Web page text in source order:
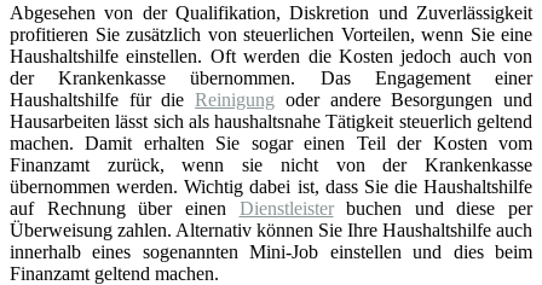
Abgesehen von der Qualifikation, Diskretion und Zuverlässigkeit
profitieren Sie zusätzlich von steuerlichen Vorteilen, wenn Sie eine
Haushaltshilfe einstellen. Oft werden die Kosten jedoch auch von
der Krankenkasse übernommen. Das Engagement einer
Haushaltshilfe für dieReinigung oder andere Besorgungen und
Hausarbeiten lässt sich als haushaltsnahe Tätigkeit steuerlich geltend
machen. Damit erhalten Sie sogar einen Teil der Kosten vom
Finanzamt zurück, wenn sie nicht von der Krankenkasse
übernommen werden. Wichtig dabei ist, dass Sie die Haushaltshilfe
auf Rechnung über einen Dienstleisterbuchen und diese per
Überweisung zahlen. Alternativ können Sie Ihre Haushaltshilfe auch
innerhalb eines sogenannten Mini-Job einstellen und dies beim
Finanzamt geltend machen.